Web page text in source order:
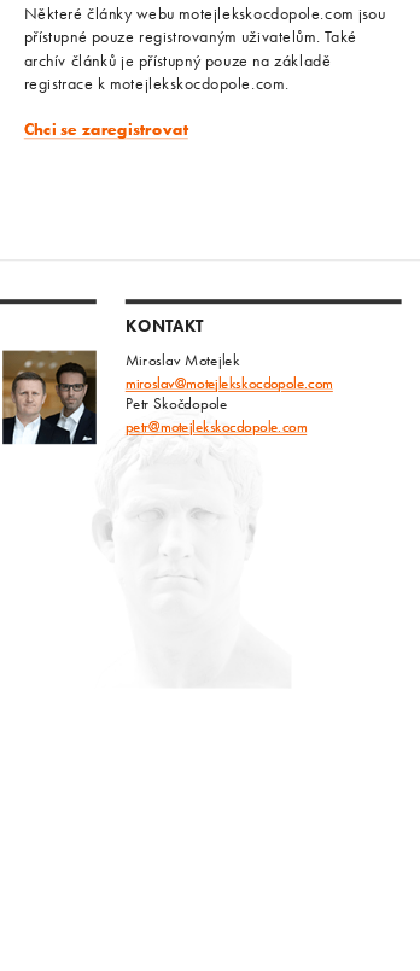
Některé články webu motejlekskocdopole.com jsou
přístupné pouze registrovaným uživatelům. Také
archív článků je přístupný pouze na základě
registrace k motejlekskocdopole.com.
Chci se zaregistrovat
KONTAKT
Miroslav Motejlek
miroslav@motejlekskocdopole.com
Petr Skočdopole
petr@motejlekskocdopole.com